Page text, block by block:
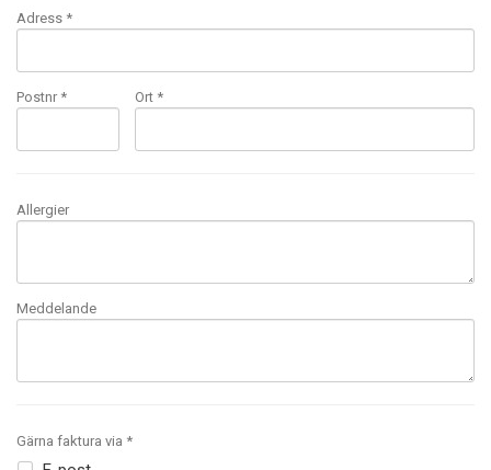
Adress *
Postnr * Ort *
Allergier
Meddelande
Gärna faktura via *